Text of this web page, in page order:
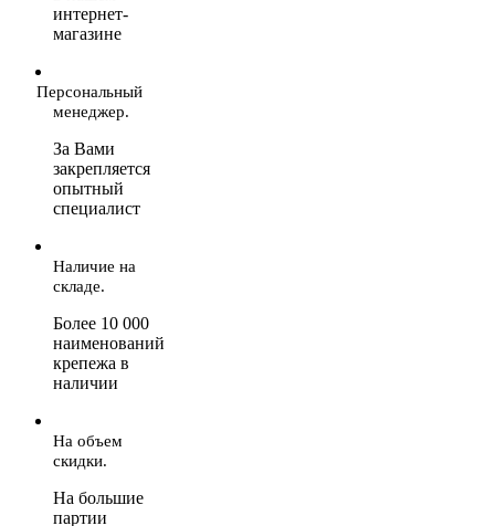
интернет-
магазине
Персональный
менеджер.
За Вами
закрепляется
опытный
специалист
Наличие на
складе.
Более 10 000
наименований
крепежа в
наличии
На объем
скидки.
На большие
партии